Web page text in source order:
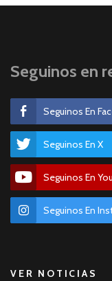
Seguinos en
Seguinos En
Seguinos En X
Seguinos En
Seguinos En
VER NOTICIAS